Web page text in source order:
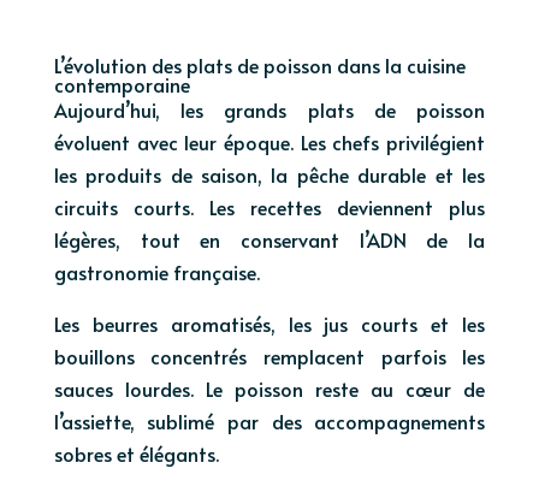
L’évolution des plats de poisson dans la cuisine
contemporaine
Aujourd’hui, les grands plats de poisson
évoluent avec leur époque. Les chefs privilégient
les produits de saison, la pêche durable et les
circuits courts. Les recettes deviennent plus
légères, tout en conservant l’ADN de la
gastronomie française.
Les beurres aromatisés, les jus courts et les
bouillons concentrés remplacent parfois les
sauces lourdes. Le poisson reste au cœur de
l’assiette, sublimé par des accompagnements
sobres et élégants.